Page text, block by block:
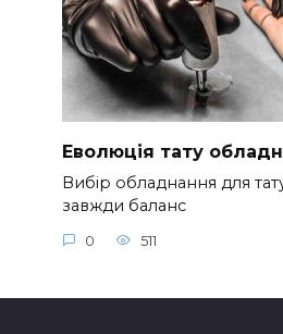
Еволюція тату
Вибір обладнання для
завжди баланс
0 511